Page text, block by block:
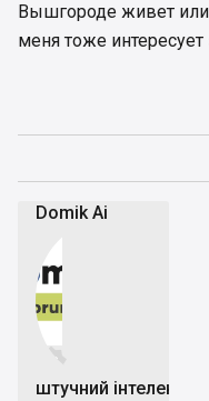
Вышгороде живет или
меня тоже интересует
Domik Ai


штучний інтелект